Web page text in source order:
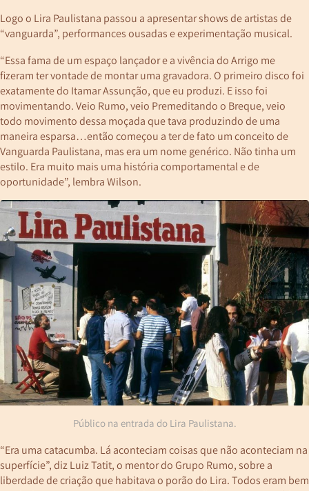
Logo o Lira Paulistana passou a apresentar shows de artistas de
“vanguarda”, performances ousadas e experimentação musical.
“Essa fama de um espaço lançador e a vivência do Arrigo me
fizeram ter vontade de montar uma gravadora. O primeiro disco foi
exatamente do Itamar Assunção, que eu produzi. E isso foi
movimentando. Veio Rumo, veio Premeditando o Breque, veio
todo movimento dessa moçada que tava produzindo de uma
maneira esparsa…então começou a ter de fato um conceito de
Vanguarda Paulistana, mas era um nome genérico. Não tinha um
estilo. Era muito mais uma história comportamental e de
oportunidade”, lembra Wilson.
Público na entrada do Lira Paulistana.
“Era uma catacumba. Lá aconteciam coisas que não aconteciam na
superfície”, diz Luiz Tatit, o mentor do Grupo Rumo, sobre a
liberdade de criação que habitava o porão do Lira. Todos eram bem